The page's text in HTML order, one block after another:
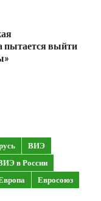
пытается выйти
ВИЭ
в России
Евросоюз